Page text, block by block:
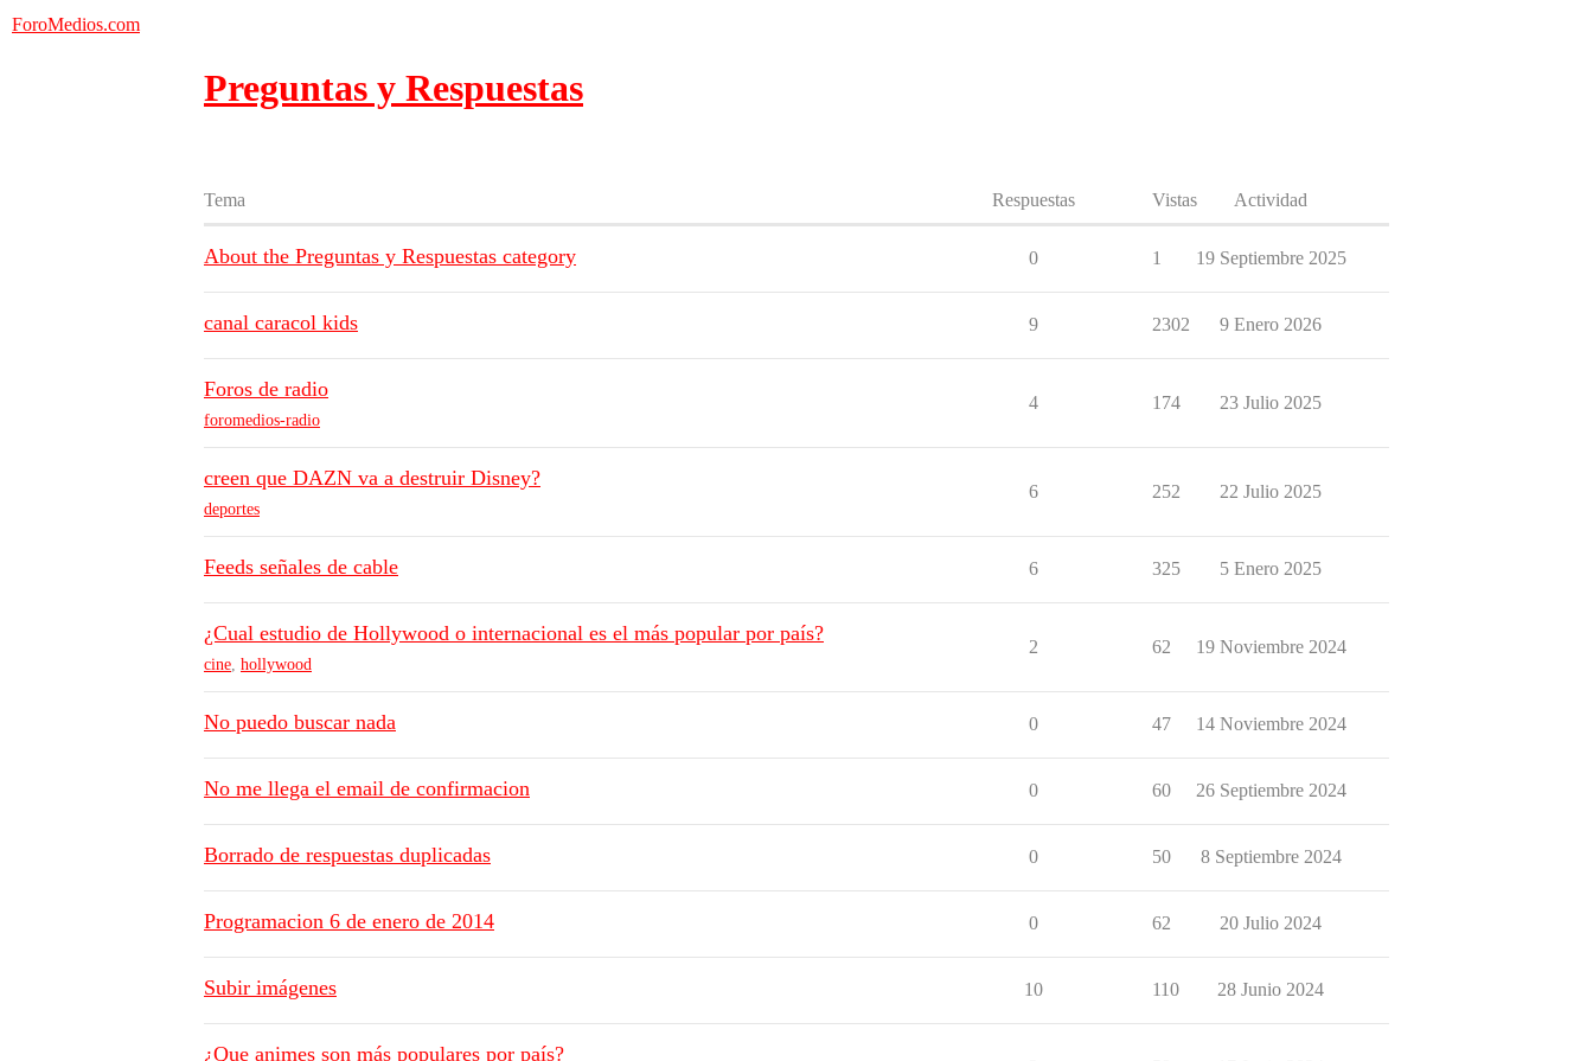
ForoMedios.com
Preguntas y Respuestas
Tema Respuestas Vistas Actividad
About the Preguntas y Respuestas category 0 1 19 Septiembre 2025
canal caracol kids 9 2302 9 Enero 2026
Foros de radio
foromedios-radio
4 174 23 Julio 2025
creen que DAZN va a destruir Disney?
deportes
6 252 22 Julio 2025
Feeds señales de cable 6 325 5 Enero 2025
¿Cual estudio de Hollywood o internacional es el más popular por país?
cine, hollywood
2 62 19 Noviembre 2024
No puedo buscar nada 0 47 14 Noviembre 2024
No me llega el email de confirmacion 0 60 26 Septiembre 2024
Borrado de respuestas duplicadas 0 50 8 Septiembre 2024
Programacion 6 de enero de 2014 0 62 20 Julio 2024
Subir imágenes 10 110 28 Junio 2024
¿Que animes son más populares por país?